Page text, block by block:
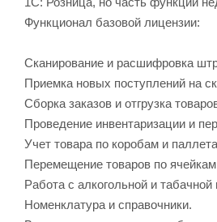
Функционал базовой лицензии:
Сканирование и расшифровка
Приемка новых поступлений на
Сборка заказов и отгрузка
Проведение инвентаризации и
Учет товара по коробам и
Перемещение товаров по
Работа с алкогольной и табачной
Номенклатура и справочники.